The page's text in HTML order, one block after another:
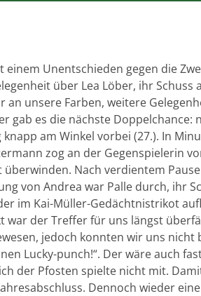
Unentschieden gegen die
über Lea Löber, ihr Schuss
an unsere Farben, weitere
gab es die nächste Doppelchance:
am Winkel vorbei (27.). In
zog an der Gegenspielerin
Nach verdientem
von Andrea war Palle durch, ihr
im Kai-Müller-Gedächtnistrikot
war der Treffer für uns längst
jedoch konnten wir uns nicht
Lucky-punch!“. Der wäre auch
der Pfosten spielte nicht mit.
Dennoch wieder